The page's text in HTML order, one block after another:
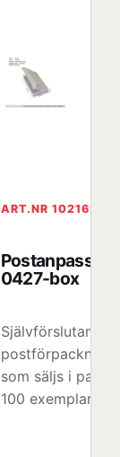
ART.NR 102162L
Postanpassad
0427-box
Självförslutande
postförpackning
som säljs i paket
100 exemplar.